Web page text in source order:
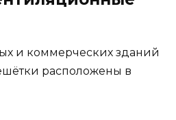
и коммерческих зданий
расположены в